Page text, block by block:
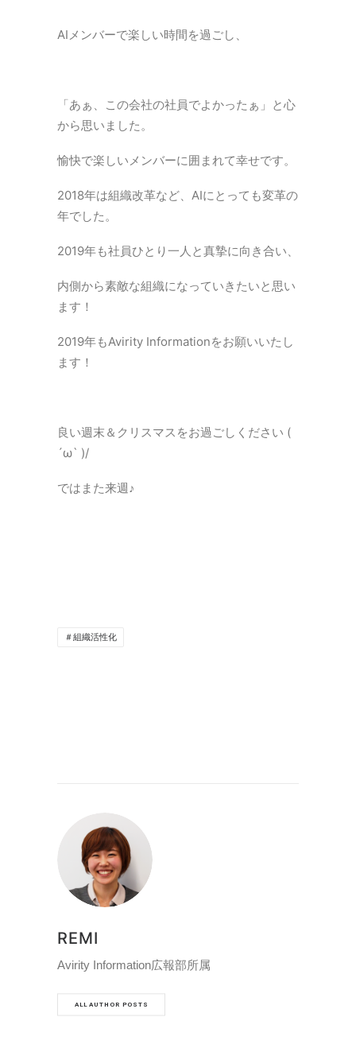
AIメンバーで楽しい時間を過ごし、
「あぁ、この会社の社員でよかったぁ」と心
から思いました。
愉快で楽しいメンバーに囲まれて幸せです。
2018年は組織改革など、AIにとっても変革の
年でした。
2019年も社員ひとり一人と真摯に向き合い、
内側から素敵な組織になっていきたいと思い
ます！
2019年もAvirity Informationをお願いいたし
ます！
良い週末＆クリスマスをお過ごしください (
´ω` )/
ではまた来週♪
＃組織活性化
REMI
Avirity Information広報部所属
ALL AUTHOR POSTS